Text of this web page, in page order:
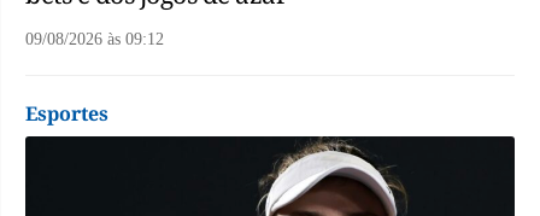
09/08/2026 às 09:12
Esportes